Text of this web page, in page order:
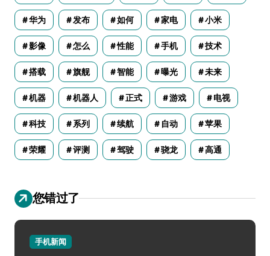
华为 发布 如何 家电 小米
影像 怎么 性能 手机 技术
搭载 旗舰 智能 曝光 未来
机器 机器人 正式 游戏 电视
科技 系列 续航 自动 苹果
荣耀 评测 驾驶 骁龙 高通
您错过了
手机新闻